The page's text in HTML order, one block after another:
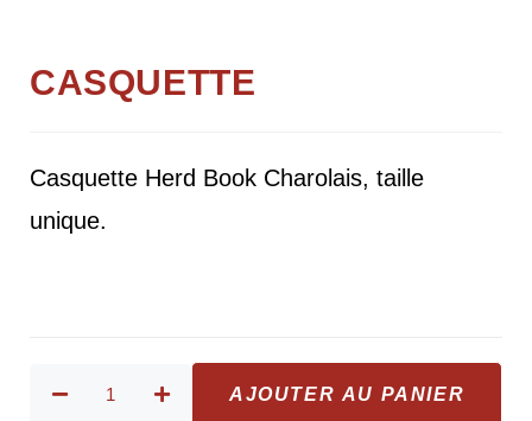
CASQUETTE
Casquette Herd Book Charolais, taille
unique.
AJOUTER AU PANIER